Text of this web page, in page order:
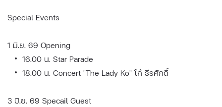
Special Events
1 มิ.ย. 69 Opening
16.00 น. Star Parade
18.00 น. Concert "The Lady Ko" โก้ ธีรศักดิ์
3 มิ.ย. 69 Specail Guest